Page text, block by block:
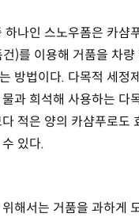
하나인 스노우폼은 카샴
)를 이용해 거품을 차량
방법이다. 다목적 세정
과 희석해 사용하는 다
적은 양의 카샴푸로도
있다.
해서는 거품을 과하게